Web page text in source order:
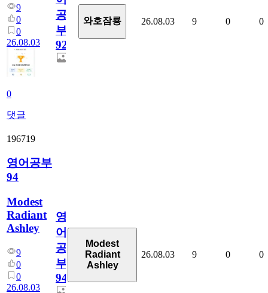
9
0
0
26.08.03
0
댓글
공
부
927
와호잠룡 26.08.03 9 0 0
196719
영어공부
94
Modest
Radiant
Ashley
9
0
0
26.08.03
영
어
공
부
94
Modest
Radiant
Ashley
26.08.03 9 0 0